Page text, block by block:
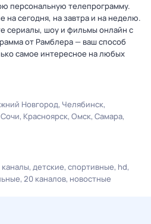
персональную телепрограмму.
на сегодня, на завтра и на неделю.
сериалы, шоу и фильмы онлайн с
от Рамблера — ваш способ
самое интересное на любых
Новгород Челябинск
Сочи Красноярск Омск Самара
детские спортивные hd
20 каналов новостные